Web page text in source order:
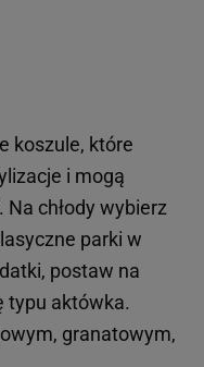
koszule, które
i mogą
chłody wybierz
parki w
postaw na
typu aktówka.
granatowym,